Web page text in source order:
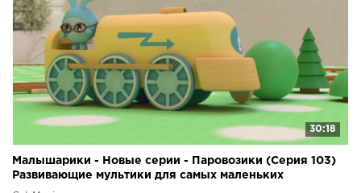
30:18
Малышарики - Новые серии - Паровозики (Серия 103)
Развивающие мультики для самых маленьких